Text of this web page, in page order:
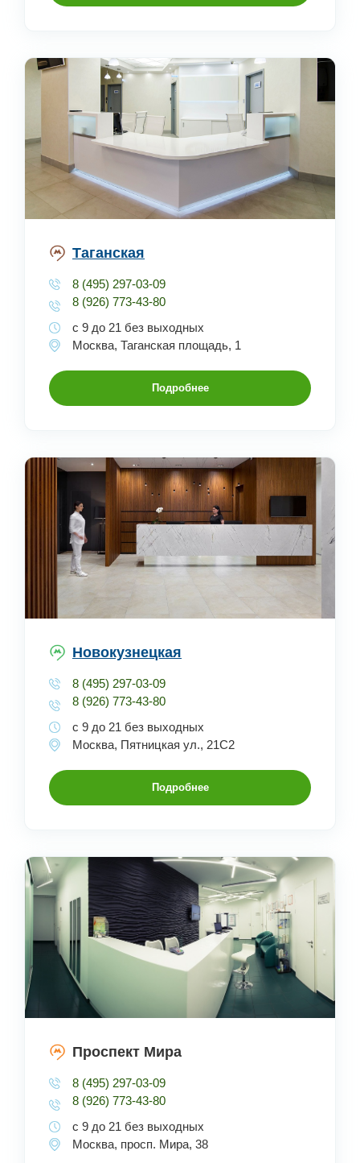
Таганская
8 (495) 297-03-09
8 (926) 773-43-80
с 9 до 21 без выходных
Москва, Таганская площадь, 1
Подробнее
Новокузнецкая
8 (495) 297-03-09
8 (926) 773-43-80
с 9 до 21 без выходных
Москва, Пятницкая ул., 21С2
Подробнее
Проспект Мира
8 (495) 297-03-09
8 (926) 773-43-80
с 9 до 21 без выходных
Москва, просп. Мира, 38